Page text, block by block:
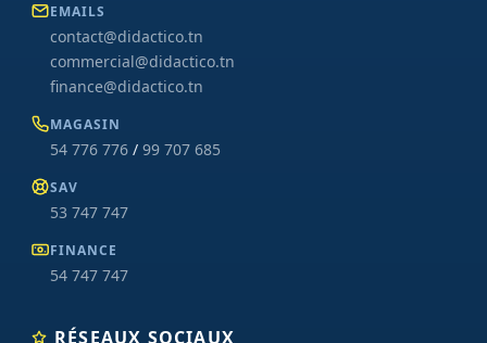
EMAILS
contact@didactico.tn
commercial@didactico.tn
finance@didactico.tn
MAGASIN
54 776 776 / 99 707 685
SAV
53 747 747
FINANCE
54 747 747
RÉSEAUX SOCIAUX